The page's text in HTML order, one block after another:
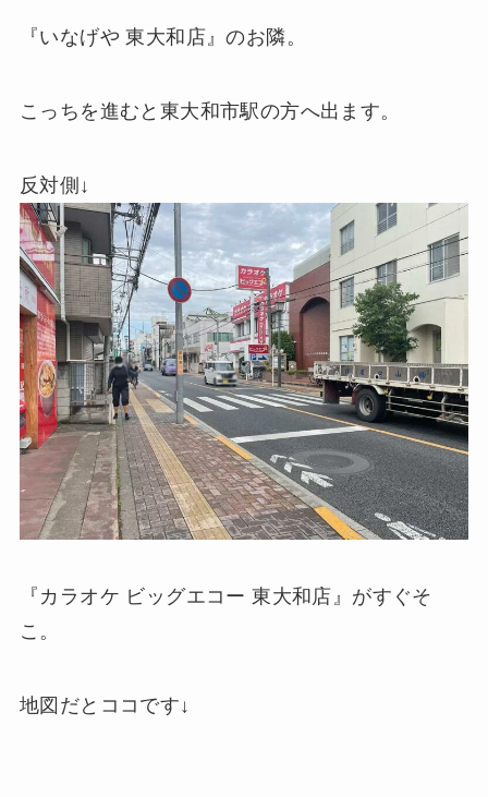
『いなげや 東大和店』のお隣。
こっちを進むと東大和市駅の方へ出ます。
反対側↓
『カラオケ ビッグエコー 東大和店』がすぐそ
こ。
地図だとココです↓